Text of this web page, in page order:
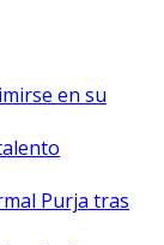
en su
Purja tras